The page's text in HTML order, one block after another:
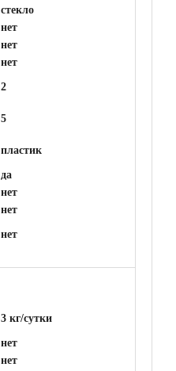
стекло
нет
нет
нет
2
5
пластик
да
нет
нет
нет
3 кг/сутки
нет
нет